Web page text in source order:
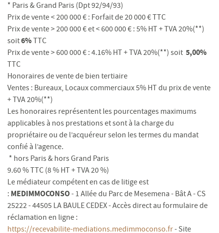
* Paris & Grand Paris (Dpt 92/94/93)
Prix de vente < 200 000 € : Forfait de 20 000 € TTC
Prix de vente > 200 000 € et < 600 000 € : 5% HT + TVA 20%(**)
soit6%TTC
Prix de vente > 600 000 € : 4.16% HT + TVA 20%(**) soit 5,00%
TTC
Honoraires de vente de bien tertiaire
Ventes : Bureaux, Locaux commerciaux 5% HT du prix de vente
+ TVA 20%(**)
Les honoraires représentent les pourcentages maximums
applicables à nos prestations et sont à la charge du
propriétaire ou de l’acquéreur selon les termes du mandat
confié à l’agence.
* hors Paris & hors Grand Paris
9.60 % TTC (8 % HT + TVA 20 %)
Le médiateur compétent en cas de litige est
: MEDIMMOCONSO- 1 Allée du Parc de Mesemena - Bât A - CS
25222 - 44505 LA BAULE CEDEX - Accès direct au formulaire de
réclamation en ligne :
https://recevabilite-mediations.medimmoconso.fr- Site